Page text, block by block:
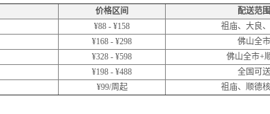
价格区间 配送范围
¥88 - ¥158 祖庙、大良
¥168 - ¥298 佛山全市
¥328 - ¥598 佛山全市+
¥198 - ¥488 全国可送
¥99/周起 祖庙、顺德